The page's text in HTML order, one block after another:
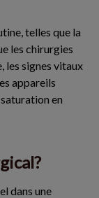
telles que la
les chirurgies
les signes vitaux
appareils
en
dans une